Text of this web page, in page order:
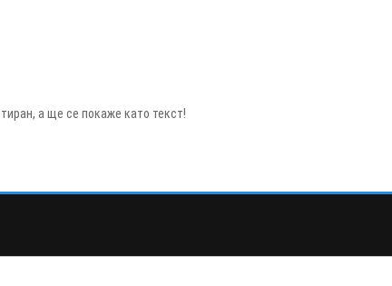
а ще се покаже като текст!